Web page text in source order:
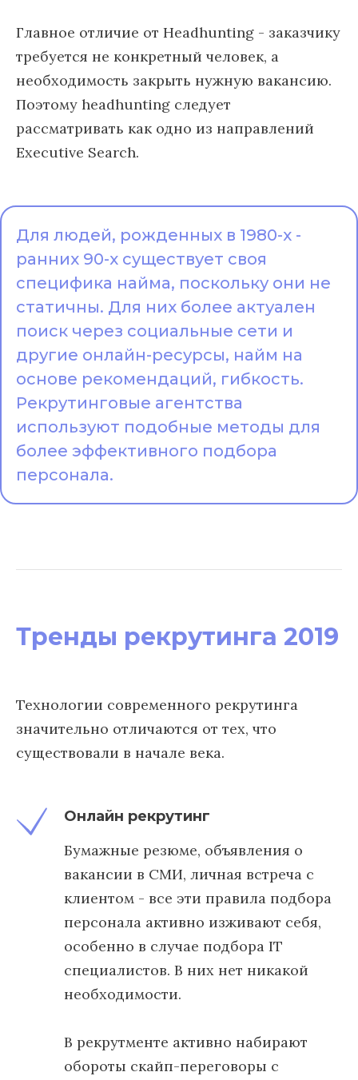
Главное отличие от Headhunting - заказчику
требуется не конкретный человек, а
необходимость закрыть нужную вакансию.
Поэтому headhunting следует
рассматривать как одно из направлений
Executive Search.
Для людей, рожденных в 1980-х -
ранних 90-х существует своя
специфика найма, поскольку они не
статичны. Для них более актуален
поиск через социальные сети и
другие онлайн-ресурсы, найм на
основе рекомендаций, гибкость.
Рекрутинговые агентства
используют подобные методы для
более эффективного подбора
персонала.
Тренды рекрутинга 2019
Технологии современного рекрутинга
значительно отличаются от тех, что
существовали в начале века.
Онлайн рекрутинг
Бумажные резюме, объявления о
вакансии в СМИ, личная встреча с
клиентом - все эти правила подбора
персонала активно изживают себя,
особенно в случае подбора IT
специалистов. В них нет никакой
необходимости.
В рекрутменте активно набирают
обороты скайп-переговоры с